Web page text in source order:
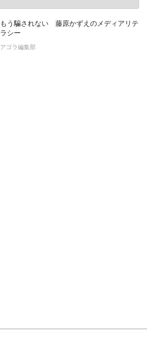
もう騙されない 藤原かずえのメディアリテ
ラシー
アゴラ編集部